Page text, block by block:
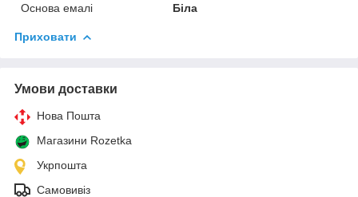
Основа емалі
Біла
Приховати
Умови доставки
Нова Пошта
Магазини Rozetka
Укрпошта
Самовивіз